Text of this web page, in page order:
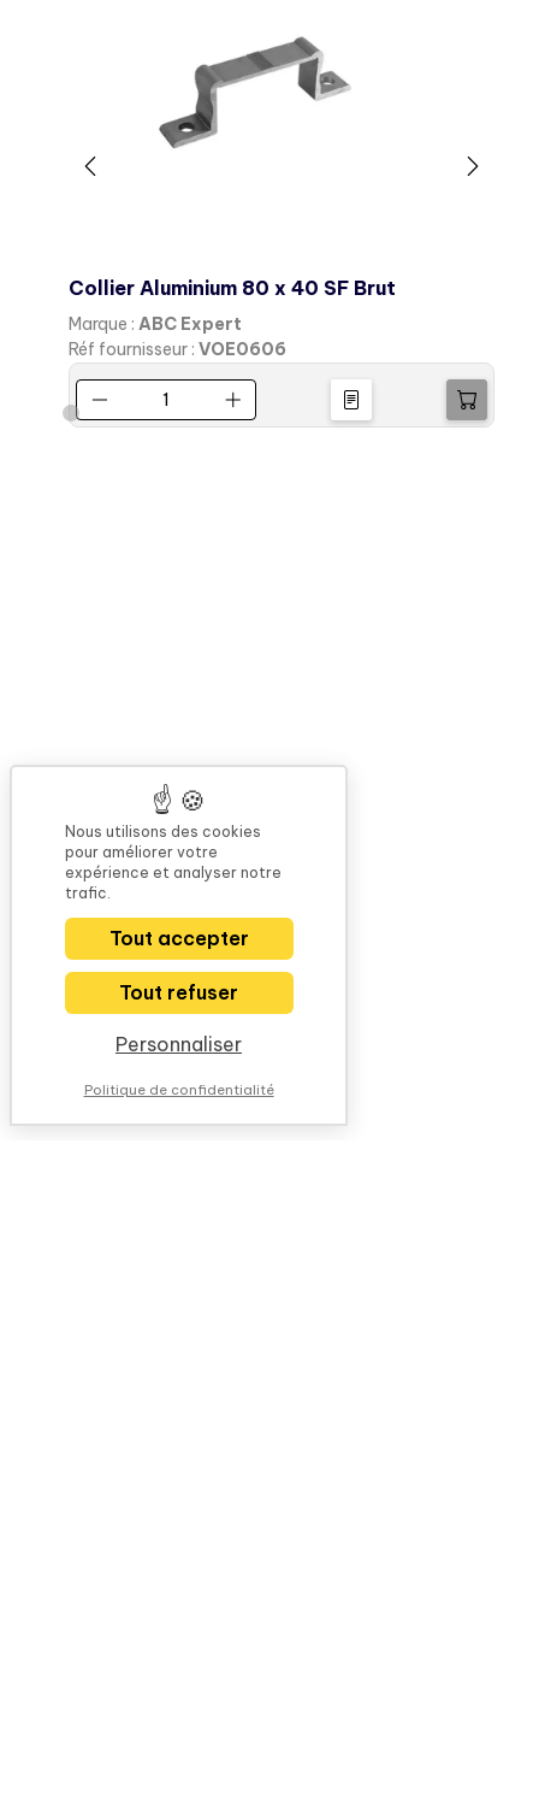
Collier Aluminium 80 x 40 SF Brut
Marque : ABC Expert
Réf fournisseur : VOE0606
Nous utilisons des cookies
pour améliorer votre
expérience et analyser notre
trafic.
Tout accepter
Tout refuser
Personnaliser
Politique de confidentialité